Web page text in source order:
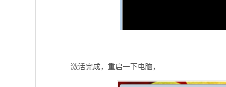
激活完成，重启一下电脑，